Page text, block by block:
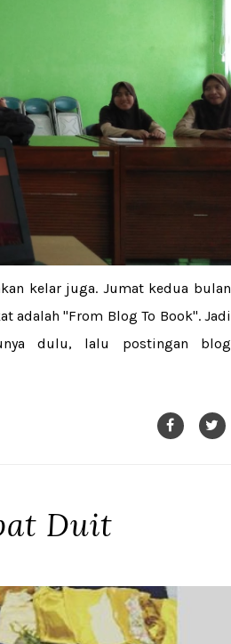
kelar juga. Jumat kedua bulan
adalah "From Blog To Book". Jadi
dulu, lalu postingan blog
Duit